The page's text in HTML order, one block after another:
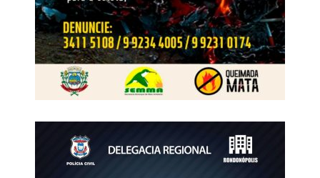
econômico e das perspectivas para o agronegócio, e do
pesquisador Aroldo Marochi, que abordou os desafios
relacionados às doenças nas lavouras e ao manejo com
fungicidas.
WhatsApp
Facebook
Twitter
Messenger
LinkedIn
Share